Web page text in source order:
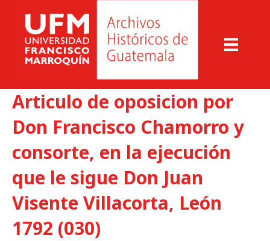
Articulo de oposicion por
Don Francisco Chamorro y
consorte, en la ejecución
que le sigue Don Juan
Visente Villacorta, León
1792 (030)